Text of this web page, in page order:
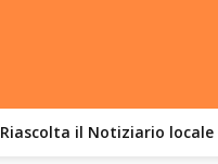
Riascolta il Notiziario locale